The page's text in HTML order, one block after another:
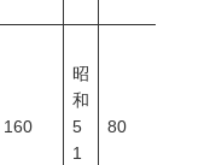
160
昭
和
5
1
80